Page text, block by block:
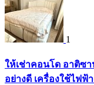
1
ให้เช่าคอนโด อาติซา
อย่างดี เครื่องใช้ไฟฟ้